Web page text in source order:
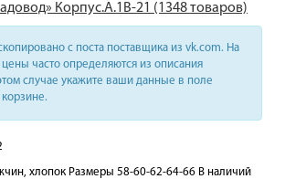
Корпус.А.1В-21 (1348 товаров)
с поста поставщика из vk.com. На
часто определяются из описания
случае укажите ваши данные в поле
хлопок Размеры 58-60-62-64-66 В наличий